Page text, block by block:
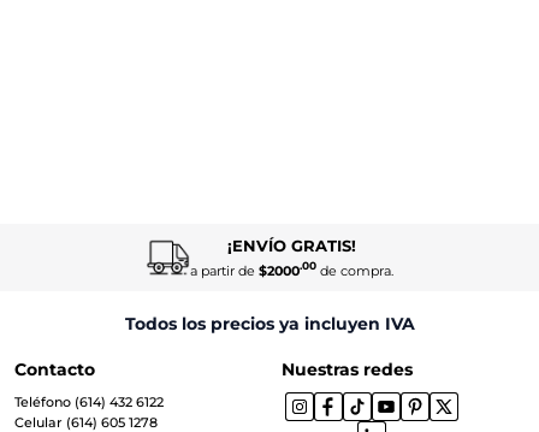
¡ENVÍO GRATIS!
a partir de $2000.00de compra.
Todos los precios ya incluyen IVA
Contacto
Teléfono (614) 432 6122
Celular (614) 605 1278
Nuestras redes